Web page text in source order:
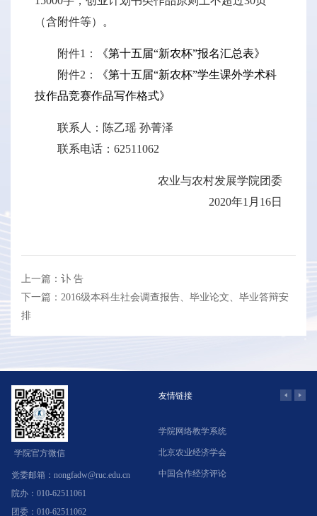
（含附件等）。
附件1：
《第十五届“新农杯”报名汇总表》
附件2：
《第十五届“新农杯”学生课外学术科
技作品竞赛作品写作格式》
联系人：陈乙瑶 孙菁泽
联系电话：62511062
农业与农村发展学院团委
2020年1月16日
上一篇：讣 告
下一篇：2016级本科生社会调查报告、毕业论文、毕业答辩安
排
学院官方微信
党委邮箱：nongfadw@ruc.edu.cn
院办：010-62511061
团委：010-62511062
友情链接
中国人民大学
教育部
农业农村部
学院网络教学系统
北京农业经济学会
中国合作经济评论